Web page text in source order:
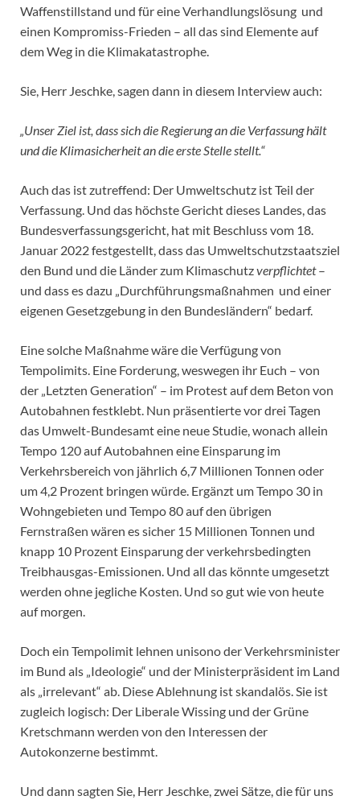
Waffenstillstand und für eine Verhandlungslösung und
einen Kompromiss-Frieden – all das sind Elemente auf
dem Weg in die Klimakatastrophe.
Sie, Herr Jeschke, sagen dann in diesem Interview auch:
„Unser Ziel ist, dass sich die Regierung an die Verfassung hält
und die Klimasicherheit an die erste Stelle stellt.“
Auch das ist zutreffend: Der Umweltschutz ist Teil der
Verfassung. Und das höchste Gericht dieses Landes, das
Bundesverfassungsgericht, hat mit Beschluss vom 18.
Januar 2022 festgestellt, dass das Umweltschutzstaatsziel
den Bund und die Länder zum Klimaschutzverpflichtet–
und dass es dazu „Durchführungsmaßnahmen und einer
eigenen Gesetzgebung in den Bundesländern“ bedarf.
Eine solche Maßnahme wäre die Verfügung von
Tempolimits. Eine Forderung, weswegen ihr Euch – von
der „Letzten Generation“ – im Protest auf dem Beton von
Autobahnen festklebt. Nun präsentierte vor drei Tagen
das Umwelt-Bundesamt eine neue Studie, wonach allein
Tempo 120 auf Autobahnen eine Einsparung im
Verkehrsbereich von jährlich 6,7 Millionen Tonnen oder
um 4,2 Prozent bringen würde. Ergänzt um Tempo 30 in
Wohngebieten und Tempo 80 auf den übrigen
Fernstraßen wären es sicher 15 Millionen Tonnen und
knapp 10 Prozent Einsparung der verkehrsbedingten
Treibhausgas-Emissionen. Und all das könnte umgesetzt
werden ohne jegliche Kosten. Und so gut wie von heute
auf morgen.
Doch ein Tempolimit lehnen unisono der Verkehrsminister
im Bund als „Ideologie“ und der Ministerpräsident im Land
als „irrelevant“ ab. Diese Ablehnung ist skandalös. Sie ist
zugleich logisch: Der Liberale Wissing und der Grüne
Kretschmann werden von den Interessen der
Autokonzerne bestimmt.
Und dann sagten Sie, Herr Jeschke, zwei Sätze, die für uns